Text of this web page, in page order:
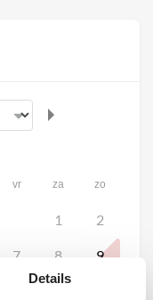
vr za zo
1 2
7 8 9
Details